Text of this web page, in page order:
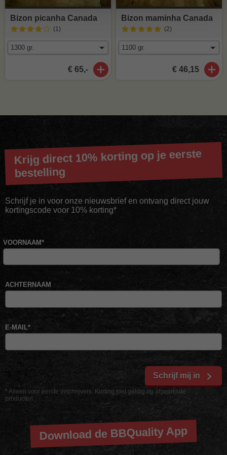
Bizon picanha Canada
(1)
€ 65,-
Bizon maminha Canada
(2)
€ 46,15
Krijg direct 10% korting op je eerste
bestelling
Schrijf je in voor onze nieuwsbrief en ontvang direct jouw
kortingscode voor 10% korting*
* Alleen voor eerste inschrijvers. Korting niet geldig op afgeprijsde
producten
VOORNAAM*
ACHTERNAAM
E-MAIL*
Schrijf mij in
Download de BBQuality App